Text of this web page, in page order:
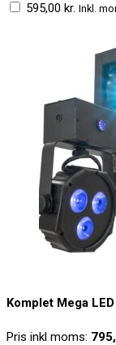
595,00 kr. Inkl.
Komplet Mega
Pris inkl moms: